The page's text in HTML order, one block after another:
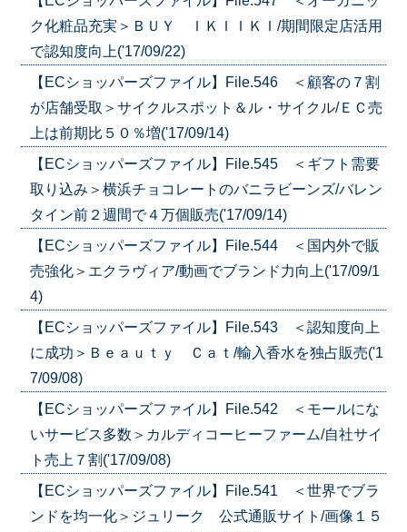
ク化粧品充実＞ＢＵＹ ＩＫＩＩＫＩ/期間限定店活用
で認知度向上('17/09/22)
【ECショッパーズファイル】File.546 ＜顧客の７割
が店舗受取＞サイクルスポット＆ル・サイクル/ＥＣ売
上は前期比５０％増('17/09/14)
【ECショッパーズファイル】File.545 ＜ギフト需要
取り込み＞横浜チョコレートのバニラビーンズ/バレン
タイン前２週間で４万個販売('17/09/14)
【ECショッパーズファイル】File.544 ＜国内外で販
売強化＞エクラヴィア/動画でブランド力向上('17/09/1
4)
【ECショッパーズファイル】File.543 ＜認知度向上
に成功＞Ｂｅａｕｔｙ Ｃａｔ/輸入香水を独占販売('1
7/09/08)
【ECショッパーズファイル】File.542 ＜モールにな
いサービス多数＞カルディコーヒーファーム/自社サイ
ト売上７割('17/09/08)
【ECショッパーズファイル】File.541 ＜世界でブラ
ンドを均一化＞ジュリーク 公式通販サイト/画像１５